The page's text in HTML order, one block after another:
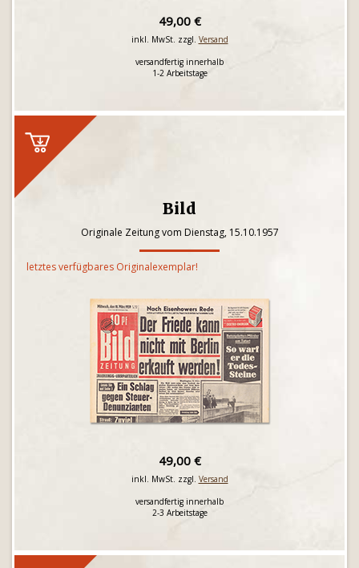
49,00 €
inkl. MwSt. zzgl. Versand
versandfertig innerhalb
1-2 Arbeitstage
Bild
Originale Zeitung vom Dienstag, 15.10.1957
letztes verfügbares Originalexemplar!
49,00 €
inkl. MwSt. zzgl. Versand
versandfertig innerhalb
2-3 Arbeitstage